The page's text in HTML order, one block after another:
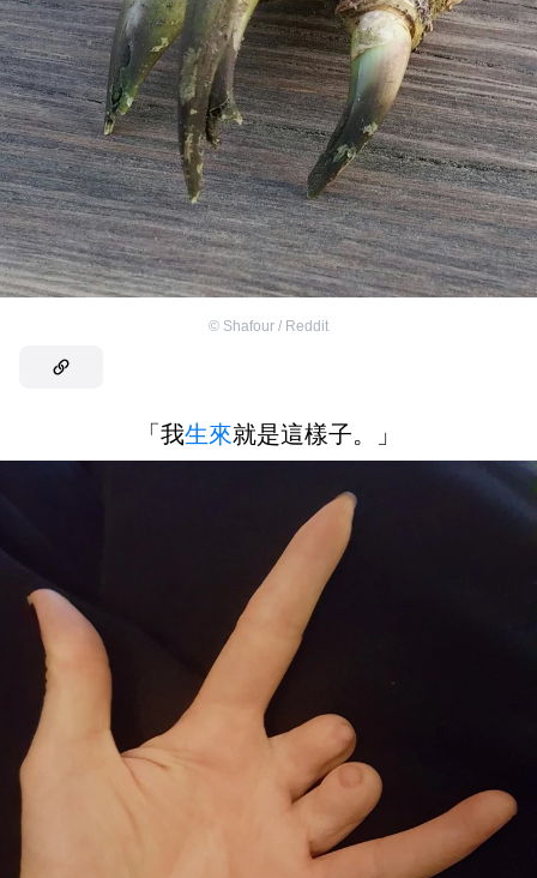
© Shafour / Reddit
「我生來就是這樣子。」